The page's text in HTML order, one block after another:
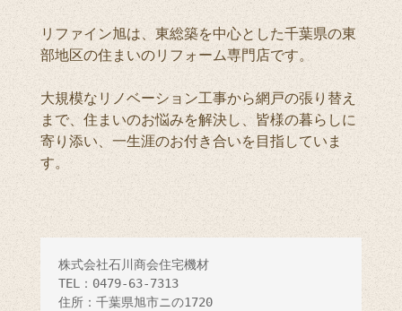
リファイン旭は、東総築を中心とした千葉県の東
部地区の住まいのリフォーム専門店です。
大規模なリノベーション工事から網戸の張り替え
まで、住まいのお悩みを解決し、皆様の暮らしに
寄り添い、一生涯のお付き合いを目指していま
す。
株式会社石川商会住宅機材
TEL：0479-63-7313
住所：千葉県旭市ニの1720